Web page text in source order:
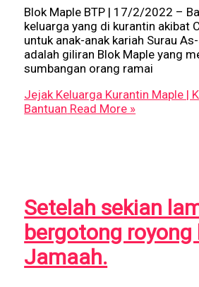
Blok Maple BTP | 17/2/2022 –
keluarga yang di kurantin akibat
untuk anak-anak kariah Surau
adalah giliran Blok Maple yang
sumbangan orang ramai
Jejak Keluarga Kurantin Maple |
Bantuan Read More »
Setelah sekian
bergotong royong
Jamaah.